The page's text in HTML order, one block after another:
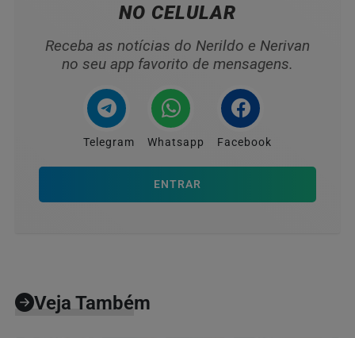
NO CELULAR
Receba as notícias do Nerildo e Nerivan
no seu app favorito de mensagens.
Telegram Whatsapp Facebook
ENTRAR
Veja Também